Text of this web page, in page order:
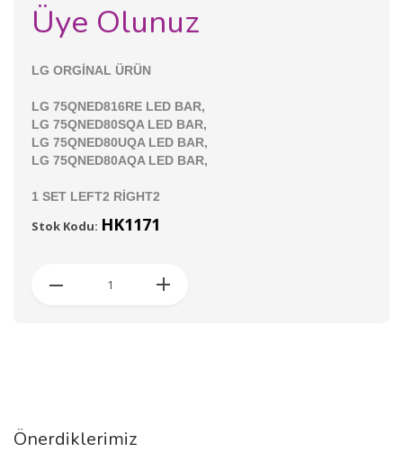
Üye Olunuz
LG ORGİNAL ÜRÜN
LG 75QNED816RE LED BAR,
LG 75QNED80SQA LED BAR,
LG 75QNED80UQA LED BAR,
LG 75QNED80AQA LED BAR,
1 SET LEFT2 RİGHT2
Stok Kodu: HK1171
Önerdiklerimiz